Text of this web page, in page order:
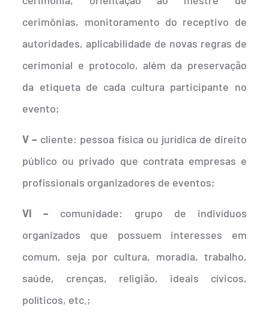
cerimônias, monitoramento do receptivo de
autoridades, aplicabilidade de novas regras de
cerimonial e protocolo, além da preservação
da etiqueta de cada cultura participante no
evento;
V – cliente: pessoa física ou jurídica de direito
público ou privado que contrata empresas e
profissionais organizadores de eventos;
VI – comunidade: grupo de indivíduos
organizados que possuem interesses em
comum, seja por cultura, moradia, trabalho,
saúde, crenças, religião, ideais cívicos,
políticos, etc.;